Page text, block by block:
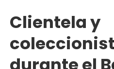
Clientela y